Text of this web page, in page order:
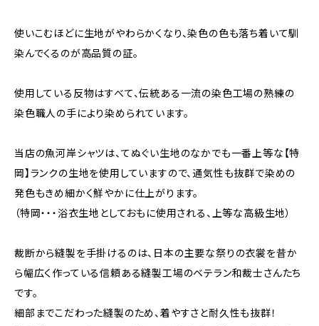
使いこむほどに生地がやわらかくなり、染色の色も落ち着いて馴
染んでくるのが高品質の証。
使用している反物はすべて、伝統ある一流の染色工場の熟練の
染色職人の手により染められています。
当店の魚河岸シャツは、てぬぐい生地のなかでも一番上等な【特
岡】ランクの生地を使用していますので、通気性も抜群で染めの
発色もきめ細かく鮮やかに仕上がります。
（特岡・・・浴衣生地としておもに使用される、上等な高級生地）
裁断から縫製を手掛けるのは、日本の主要な祭りの衣裳を昔か
ら幅広く作っている信頼ある縫製工場のベテラン和裁士さんたち
です。
細部までこだわった縫製のため、着やすさと耐久性も抜群！